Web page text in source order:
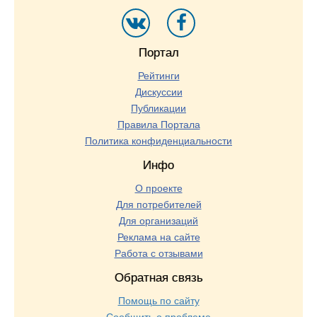
сегменте даёт Вам возможность
допускать меньше ошибок в закупках. Вы чувствуете себя
уверенными в завтрашнем дне.
Портал
Рейтинги
Дискуссии
Публикации
Правила Портала
Политика конфиденциальности
Инфо
О проекте
Для потребителей
Для организаций
Реклама на сайте
Работа с отзывами
Обратная связь
Помощь по сайту